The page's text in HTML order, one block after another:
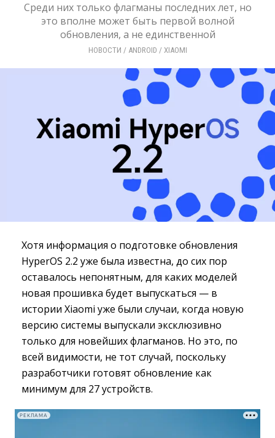
Среди них только флагманы последних лет, но
это вполне может быть первой волной
обновления, а не единственной
НОВОСТИ / ANDROID / XIAOMI
Хотя информация о подготовке обновления
HyperOS 2.2 уже была известна, до сих пор
оставалось непонятным, для каких моделей
новая прошивка будет выпускаться — в
истории Xiaomi уже были случаи, когда новую
версию системы выпускали эксклюзивно
только для новейших флагманов. Но это, по
всей видимости, не тот случай, поскольку
разработчики готовят обновление как
минимум для 27 устройств.
РЕКЛАМА